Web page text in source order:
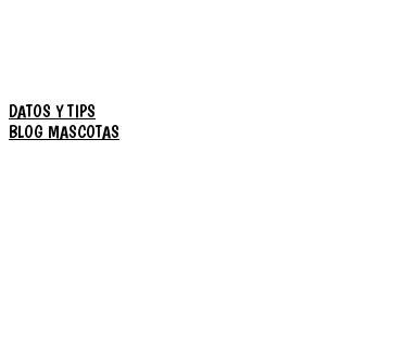
DATOS Y TIPS
BLOG MASCOTAS